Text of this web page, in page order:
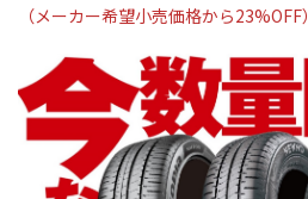
（メーカー希望小売価格から23%OFF）